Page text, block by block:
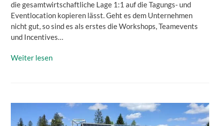
die gesamtwirtschaftliche Lage 1:1 auf die Tagungs- und
Eventlocation kopieren lässt. Geht es dem Unternehmen
nicht gut, so sind es als erstes die Workshops, Teamevents
und Incentives…
Weiter lesen